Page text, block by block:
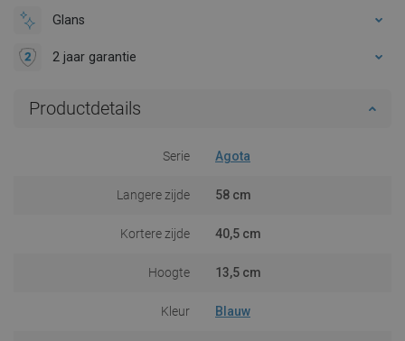
Glans
2 jaar garantie
Productdetails
Serie Agota
Langere zijde 58 cm
Kortere zijde 40,5 cm
Hoogte 13,5 cm
Kleur Blauw